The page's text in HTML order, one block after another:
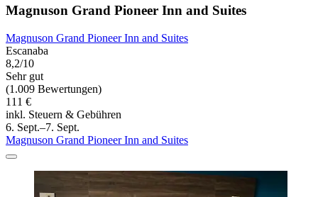
Magnuson Grand Pioneer Inn and Suites
Magnuson Grand Pioneer Inn and Suites
Escanaba
8,2/10
Sehr gut
(1.009 Bewertungen)
111 €
inkl. Steuern & Gebühren
6. Sept.–7. Sept.
Magnuson Grand Pioneer Inn and Suites